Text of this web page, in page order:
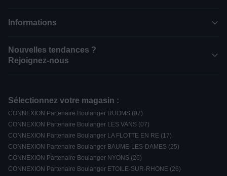
Informations
Nouvelles tendances ?
Rejoignez-nous
Sélectionnez votre magasin :
CONNEXION Partenaire Boulanger RUOMS (07)
CONNEXION Partenaire Boulanger LES VANS (07)
CONNEXION Partenaire Boulanger LA FLOTTE EN RE (17)
CONNEXION Partenaire Boulanger BAUME-LES-DAMES (25)
CONNEXION Partenaire Boulanger NYONS (26)
CONNEXION Partenaire Boulanger ETOILE-SUR-RHONE (26)